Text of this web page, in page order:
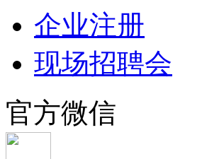
企业注册
现场招聘会
官方微信